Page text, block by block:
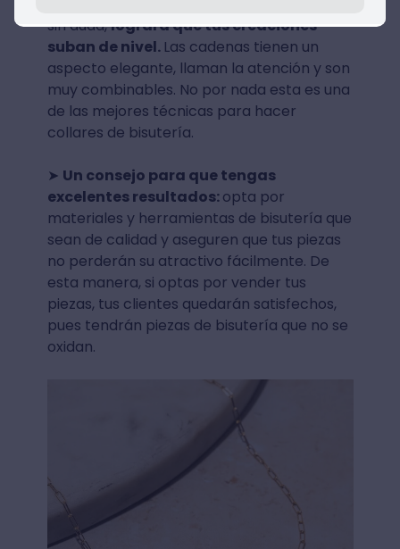
sin duda,logrará que tus creaciones
suban de nivel. Las cadenas tienen un
aspecto elegante, llaman la atención y son
muy combinables. No por nada esta es una
de las mejores técnicas para hacer
collares de bisutería.
➤ Un consejo para que tengas
excelentes resultados:opta por
materiales y herramientas de bisutería que
sean de calidad y aseguren que tus piezas
no perderán su atractivo fácilmente. De
esta manera, si optas por vender tus
piezas, tus clientes quedarán satisfechos,
pues tendrán piezas de bisutería que no se
oxidan.